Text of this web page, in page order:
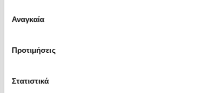
συγκατάθεσης
Αναγκαία
Προτιμήσεις
Στατιστικά